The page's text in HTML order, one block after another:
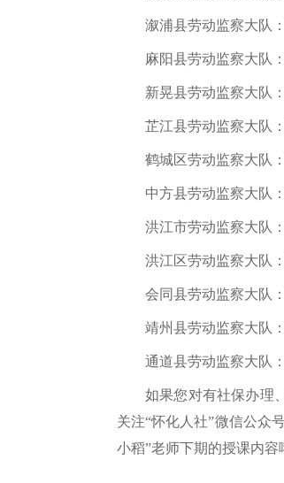
溆浦县劳动监察大队
麻阳县劳动监察大队
新晃县劳动监察大队
芷江县劳动监察大队
鹤城区劳动监察大队
中方县劳动监察大队
洪江市劳动监察大队：
洪江区劳动监察大队
会同县劳动监察大队
靖州县劳动监察大队
通道县劳动监察大队
如果您对有社保办理
关注“怀化人社”微信公众
小稻”老师下期的授课内